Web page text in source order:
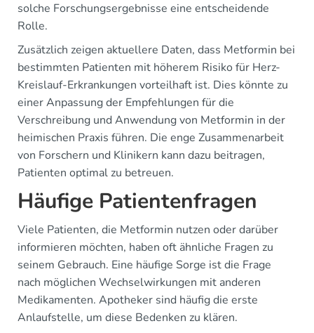
solche Forschungsergebnisse eine entscheidende
Rolle.
Zusätzlich zeigen aktuellere Daten, dass Metformin bei
bestimmten Patienten mit höherem Risiko für Herz-
Kreislauf-Erkrankungen vorteilhaft ist. Dies könnte zu
einer Anpassung der Empfehlungen für die
Verschreibung und Anwendung von Metformin in der
heimischen Praxis führen. Die enge Zusammenarbeit
von Forschern und Klinikern kann dazu beitragen,
Patienten optimal zu betreuen.
Häufige Patientenfragen
Viele Patienten, die Metformin nutzen oder darüber
informieren möchten, haben oft ähnliche Fragen zu
seinem Gebrauch. Eine häufige Sorge ist die Frage
nach möglichen Wechselwirkungen mit anderen
Medikamenten. Apotheker sind häufig die erste
Anlaufstelle, um diese Bedenken zu klären.